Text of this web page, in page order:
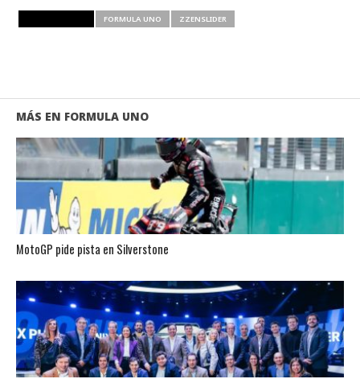
FORMULA UNO ZZENSLIDER
MÁS EN FORMULA UNO
MotoGP pide pista en Silverstone